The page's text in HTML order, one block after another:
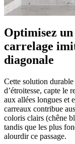
Optimisez
carrelage
diagonale
Cette solution
d’étroitesse, capte le
aux allées longues et
carreaux contribue
coloris clairs (chêne
tandis que les plus
alourdir ce passage.